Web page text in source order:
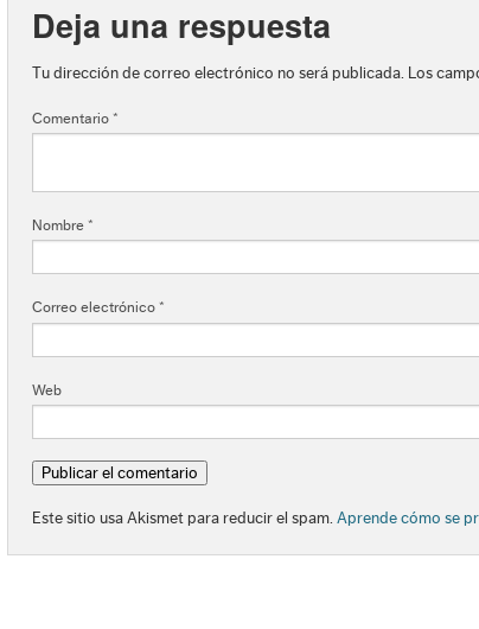
Deja una respuesta
Tu dirección de correo electrónico no será publicada. Los
Comentario *
Nombre *
Correo electrónico *
Web
Este sitio usa Akismet para reducir el spam. Aprende cómo se